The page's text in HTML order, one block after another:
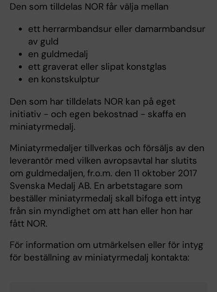
Den som tilldelas NOR får välja mellan
ett herrarmbandsur eller damarmbandsur
av guld
en guldmedalj
ett graverat eller slipat konstglas
en konstskulptur
Den som har tilldelats NOR kan på eget
initiativ - och egen bekostnad - skaffa en
miniatyrmedalj.
Miniatyrmedaljer tillverkas och försäljs av den
leverantör med vilken avropsavtal har slutits
om guldmedaljen, fr.o.m. den 11 oktober 2017
Svenska Medalj AB. En arbetstagare som
beställer miniatyrmedalj skall bifoga ett intyg
från sin myndighet om att han eller hon har
fått NOR.
För information om utmärkelsen eller för intyg
för beställning av miniatyrmedalj kontakta: